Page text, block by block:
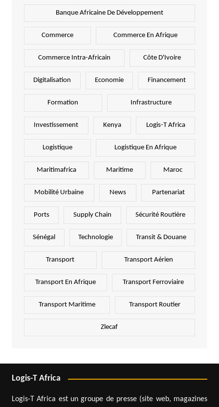
Banque Africaine De Développement
Commerce Commerce En Afrique
Commerce Intra-Africain Côte D'Ivoire
Digitalisation Economie Financement
Formation Infrastructure
Investissement Kenya Logis-T Africa
Logistique Logistique En Afrique
Maritimafrica Maritime Maroc
Mobilité Urbaine News Partenariat
Ports Supply Chain Sécurité Routière
Sénégal Technologie Transit & Douane
Transport Transport Aérien
Transport En Afrique Transport Ferroviaire
Transport Maritime Transport Routier
Zlecaf
Logis-T Africa
Logis-T Africa est un groupe de presse (site web, magazines